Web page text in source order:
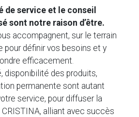
de service et le conseil
sont notre raison d’être.
accompagnent, sur le terrain
pour définir vos besoins et y
efficacement.
disponibilité des produits,
permanente sont autant
service, pour diffuser la
alliant avec succès